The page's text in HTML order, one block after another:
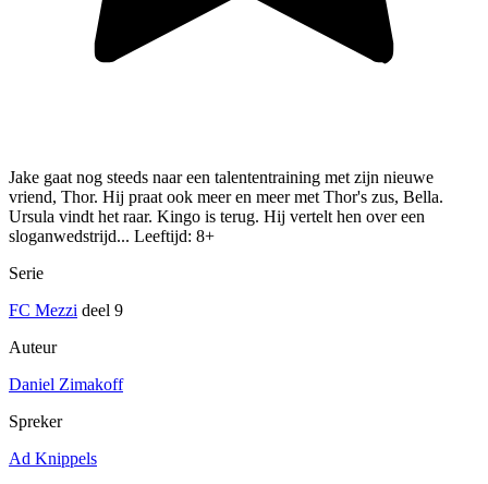
Jake gaat nog steeds naar een talententraining met zijn nieuwe
vriend, Thor. Hij praat ook meer en meer met Thor's zus, Bella.
Ursula vindt het raar. Kingo is terug. Hij vertelt hen over een
sloganwedstrijd... Leeftijd: 8+
Serie
FC Mezzi deel 9
Auteur
Daniel Zimakoff
Spreker
Ad Knippels